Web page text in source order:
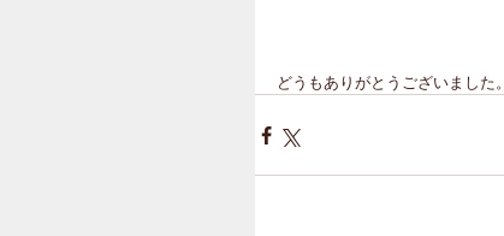
どうもありがとうございました。